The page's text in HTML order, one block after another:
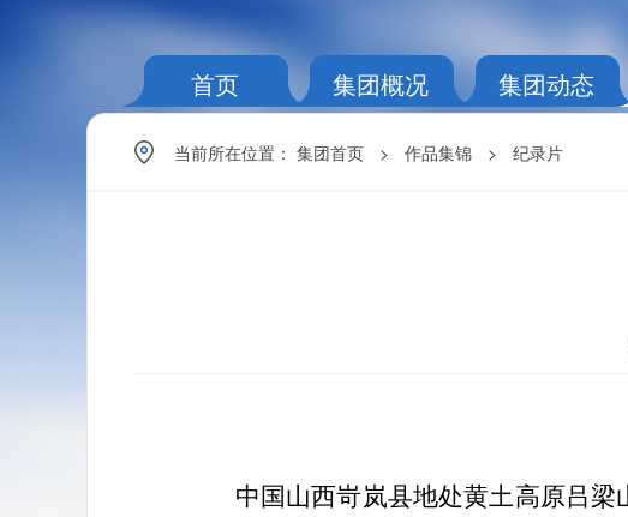
首页 集团概况 集团动态
当前所在位置： 集团首页 > 作品集锦 > 纪录片
中国山西岢岚县地处黄土高原吕